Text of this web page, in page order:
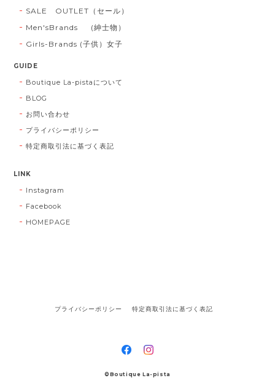
SALE OUTLET（セール）
Men'sBrands (紳士物）
Girls-Brands (子供）女子
GUIDE
Boutique La-pistaについて
BLOG
お問い合わせ
プライバシーポリシー
特定商取引法に基づく表記
LINK
Instagram
Facebook
HOMEPAGE
プライバシーポリシー 特定商取引法に基づく表記
©Boutique La-pista